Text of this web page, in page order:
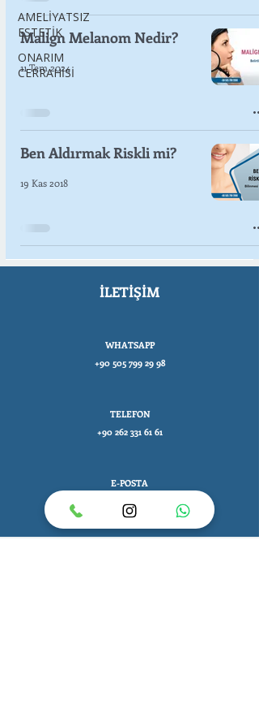
AMELİYATSIZ
ESTETİK
ONARIM
CERRAHİSİ
Malign Melanom Nedir?
11 Tem 2024
Ben Aldırmak Riskli mi?
19 Kas 2018
İLETİŞİM
WHATSAPP
+90 505 799 29 98
TELEFON
+90 262 331 61 61
E-POSTA
bilgi@nurgulaltuntas.com